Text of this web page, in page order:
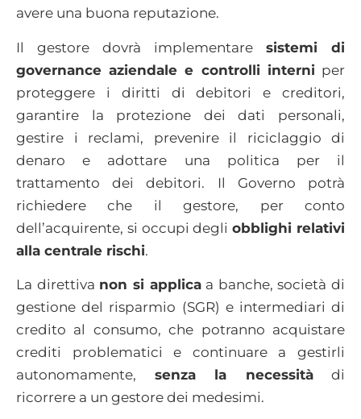
avere una buona reputazione.
Il gestore dovrà implementare sistemi di
governance aziendale e controlli interni per
proteggere i diritti di debitori e creditori,
garantire la protezione dei dati personali,
gestire i reclami, prevenire il riciclaggio di
denaro e adottare una politica per il
trattamento dei debitori. Il Governo potrà
richiedere che il gestore, per conto
dell’acquirente, si occupi degliobblighi relativi
alla centrale rischi.
La direttiva non si applicaa banche, società di
gestione del risparmio (SGR) e intermediari di
credito al consumo, che potranno acquistare
crediti problematici e continuare a gestirli
autonomamente, senza la necessitàdi
ricorrere a un gestore dei medesimi.